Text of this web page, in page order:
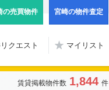
の売買物件 宮崎の物件査定
クエスト マイリスト
賃貸掲載物件数 1,844 件